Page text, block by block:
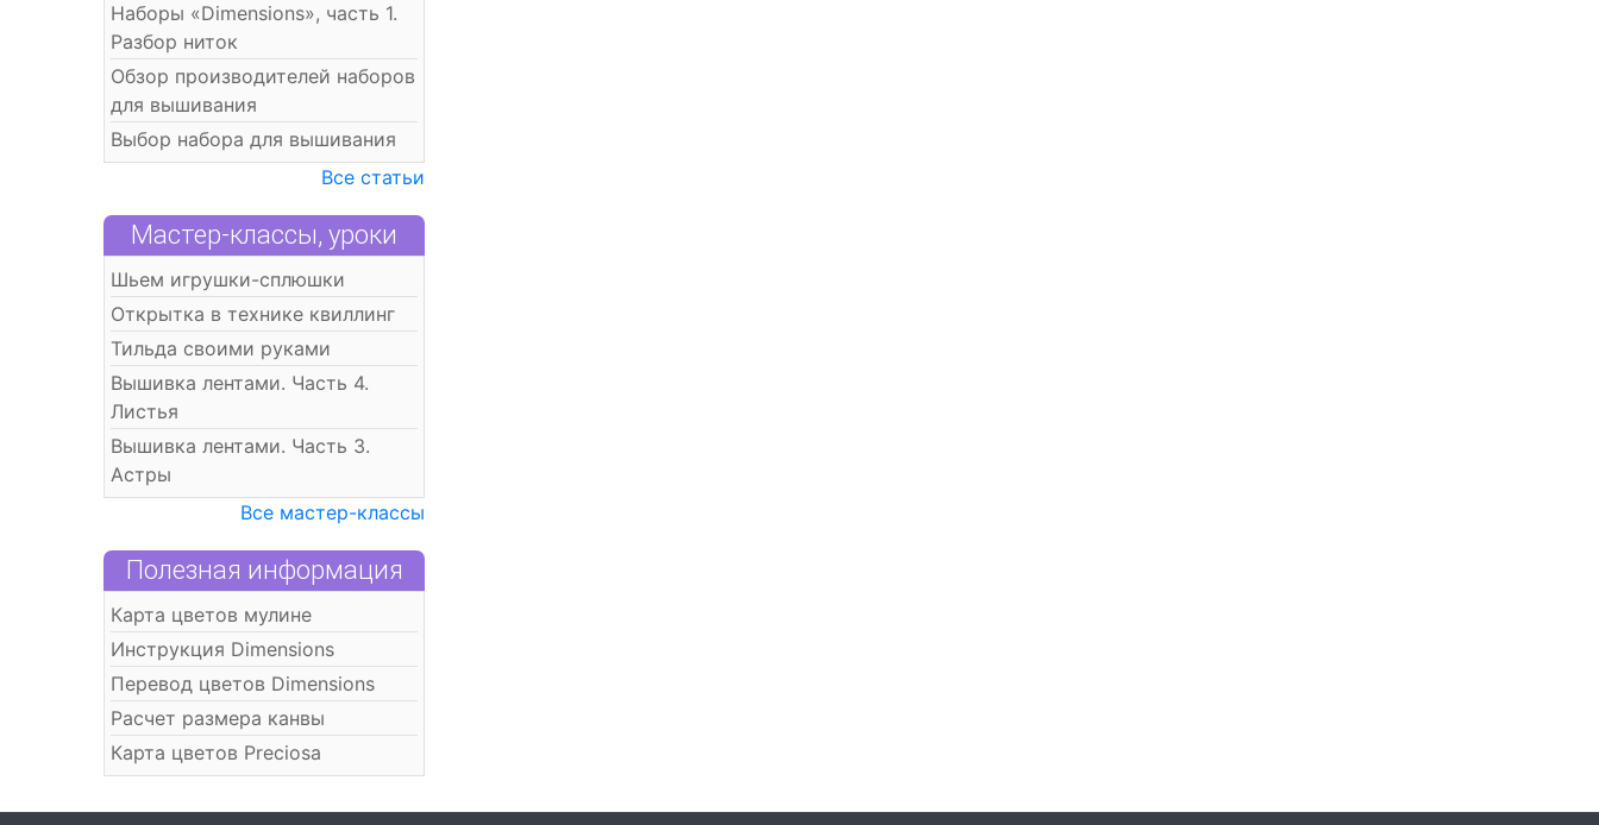
Наборы «Dimensions», часть 1.
Разбор ниток
Обзор производителей наборов
для вышивания
Выбор набора для вышивания
Все статьи
Мастер-классы, уроки
Шьем игрушки-сплюшки
Открытка в технике квиллинг
Тильда своими руками
Вышивка лентами. Часть 4.
Листья
Вышивка лентами. Часть 3.
Астры
Все мастер-классы
Полезная информация
Карта цветов мулине
Инструкция Dimensions
Перевод цветов Dimensions
Расчет размера канвы
Карта цветов Preciosa